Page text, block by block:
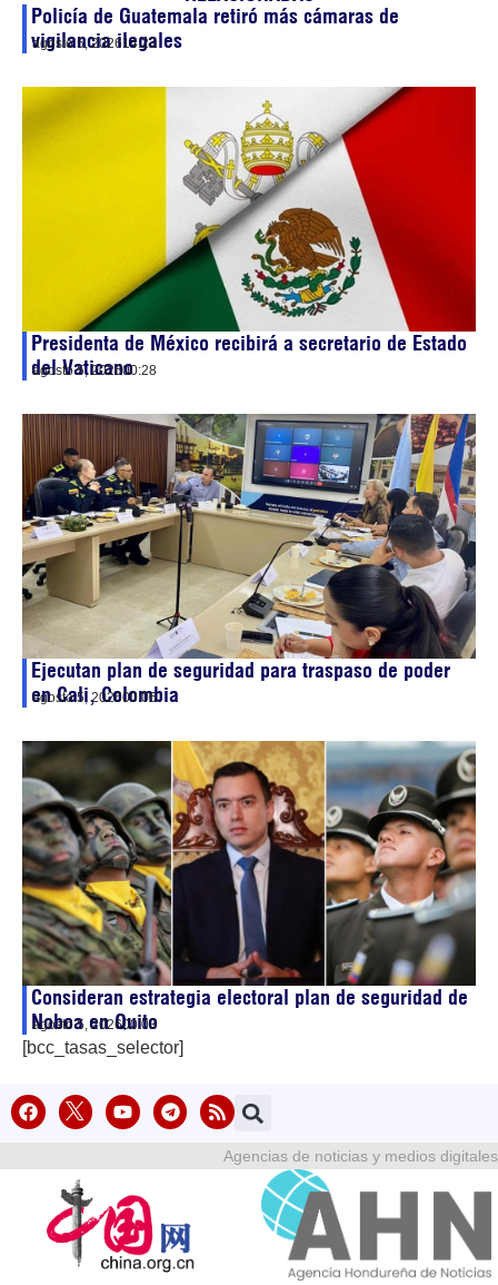
Policía de Guatemala retiró más cámaras de
vigilancia ilegales
agosto 5, 202614:23
Presidenta de México recibirá a secretario de Estado
del Vaticano
agosto 5, 202600:28
Ejecutan plan de seguridad para traspaso de poder
en Cali, Colombia
agosto 5, 202600:06
Consideran estrategia electoral plan de seguridad de
Noboa en Quito
agosto 5, 202600:03
[bcc_tasas_selector]
Agencias de noticias y medios digitales